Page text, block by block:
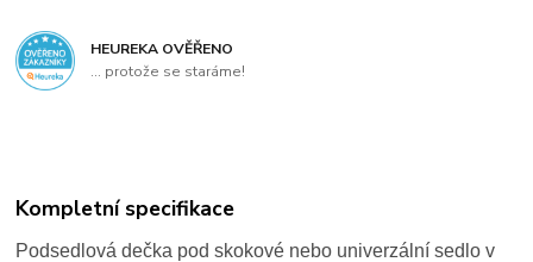
HEUREKA OVĚŘENO
... protože se staráme!
Kompletní specifikace
Podsedlová dečka pod skokové nebo univerzální sedlo v